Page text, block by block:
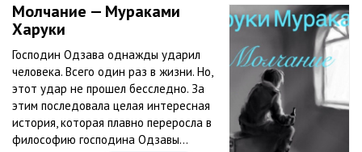
Молчание — Мураками
Харуки
Господин Одзава однажды ударил
человека. Всего один раз в жизни. Но,
этот удар не прошел бесследно. За
этим последовала целая интересная
история, которая плавно переросла в
философию господина Одзавы…